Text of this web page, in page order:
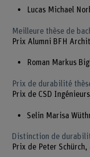
Lucas Michael
Meilleure thèse de
Prix Alumni BFH
Roman Markus
Prix de durabilité
Prix de CSD
Selin Marisa
Distinction de
Prix de Peter